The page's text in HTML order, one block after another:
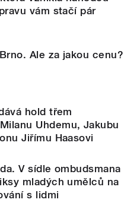
vám stačí pár
Ale za jakou cenu?
hold třem
Uhdemu, Jakubu
Jiřímu Haasovi
V sídle ombudsmana
mladých umělců na
s lidmi